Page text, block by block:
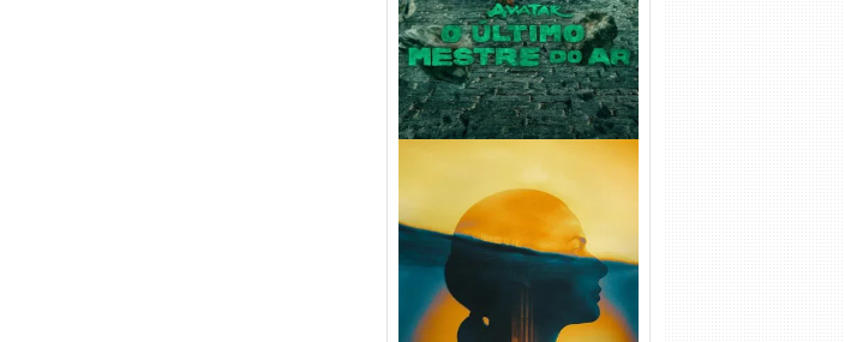
Silo 2ª Temporada (2024)
WEB-DL 1080p Dual Áudio